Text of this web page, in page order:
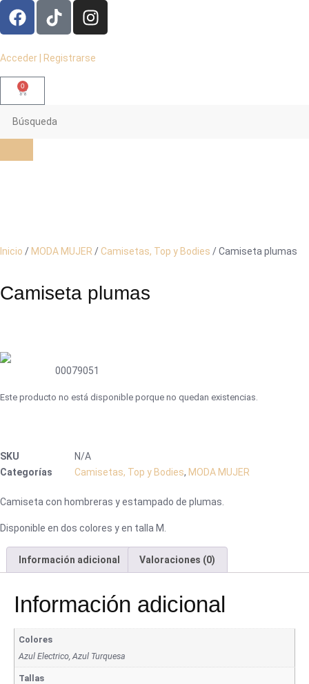
Acceder | Registrarse
0
Inicio / MODA MUJER /Camisetas, Top y Bodies / Camiseta plumas
Camiseta plumas
00079051
Este producto no está disponible porque no quedan existencias.
SKU
N/A
Categorías
Camisetas, Top y Bodies, MODA MUJER
Camiseta con hombreras y estampado de plumas.
Disponible en dos colores y en talla M.
Información adicional Valoraciones (0)
Información adicional
Colores
Azul Electrico, Azul Turquesa
Tallas